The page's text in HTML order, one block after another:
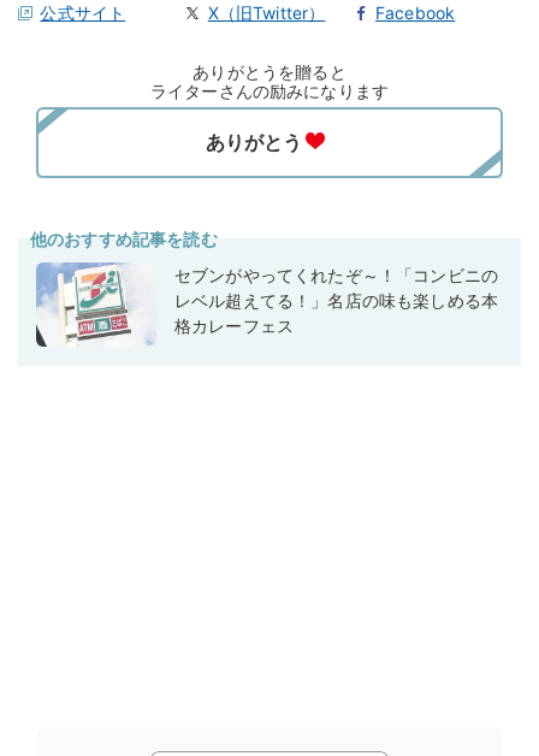
公式サイト X（旧Twitter） Facebook
ありがとうを贈ると
ライターさんの励みになります
他のおすすめ記事を読む
セブンがやってくれたぞ～！「コンビニの
レベル超えてる！」名店の味も楽しめる本
格カレーフェス